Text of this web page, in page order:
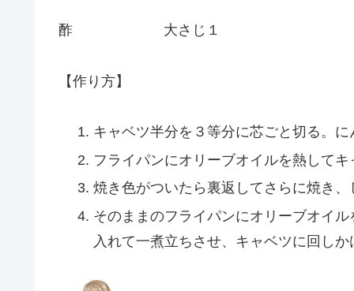
酢 大さじ１
【作り方】
キャベツ半分を３等分に芯ごと切る。
フライパンにオリーブオイルを熱して
焼き色がついたら裏返してさらに焼き
そのままのフライパンにオリーブオイ
入れて一煮立ちさせ、キャベツに回しか